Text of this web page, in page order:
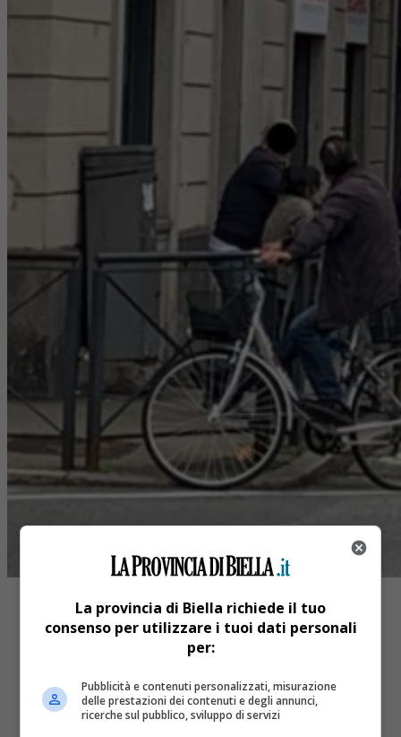
Share
Tweet
La provincia di Biella richiede il tuo
consenso per utilizzare i tuoi dati personali
per:
Pubblicità e contenuti personalizzati, misurazione
delle prestazioni dei contenuti e degli annunci,
ricerche sul pubblico, sviluppo di servizi